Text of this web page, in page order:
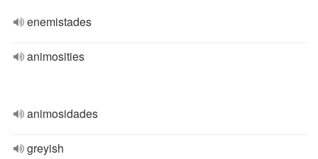
enemistades
animosities
animosidades
greyish